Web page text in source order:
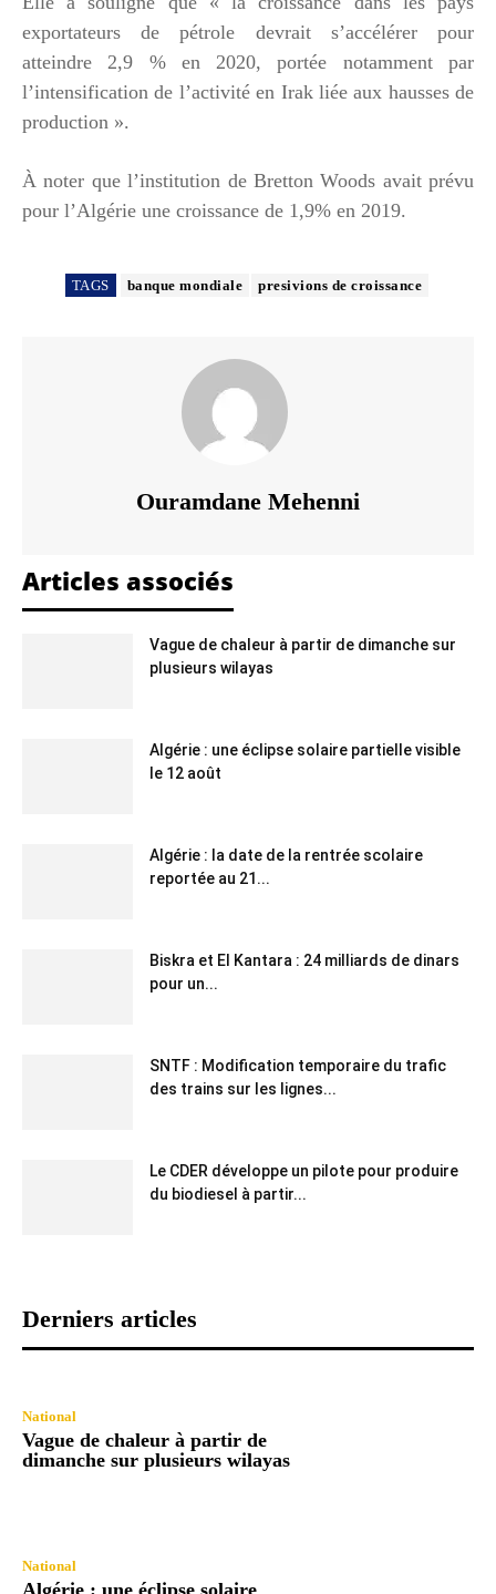
exportateurs de pétrole devrait s’accélérer pour
atteindre 2,9 % en 2020, portée notamment par
l’intensification de l’activité en Irak liée aux hausses de
production ».
À noter que l’institution de Bretton Woods avait prévu
pour l’Algérie une croissance de 1,9% en 2019.
TAGS banque mondiale presivions de croissance
Ouramdane Mehenni
Articles associés
Vague de chaleur à partir de dimanche sur
plusieurs wilayas
Algérie : une éclipse solaire partielle visible
le 12 août
Algérie : la date de la rentrée scolaire
reportée au 21...
Biskra et El Kantara : 24 milliards de dinars
pour un...
SNTF : Modification temporaire du trafic
des trains sur les lignes...
Le CDER développe un pilote pour produire
du biodiesel à partir...
Derniers articles
National
Vague de chaleur à partir de
dimanche sur plusieurs wilayas
National
Algérie : une éclipse solaire